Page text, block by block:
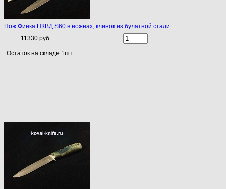
Нож Финка НКВД S60 в ножнах, клинок из булатной стали
11330 руб.
Остаток на складе 1шт.